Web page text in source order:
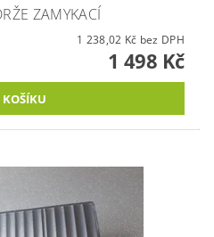
ZAMYKACÍ
1 238,02 Kč bez DPH
1 498 Kč